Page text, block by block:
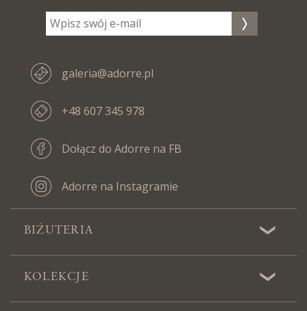
galeria@adorre.pl
+48 607 345 978
Dołącz do Adorre na FB
Adorre na Instagramie
BIŻUTERIA
KOLEKCJE